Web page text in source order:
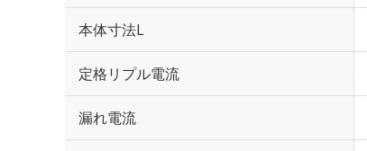
本体寸法L
定格リプル電流
漏れ電流